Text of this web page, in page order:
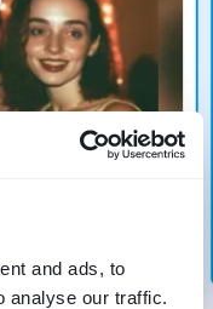
and ads, to
analyse our traffic.